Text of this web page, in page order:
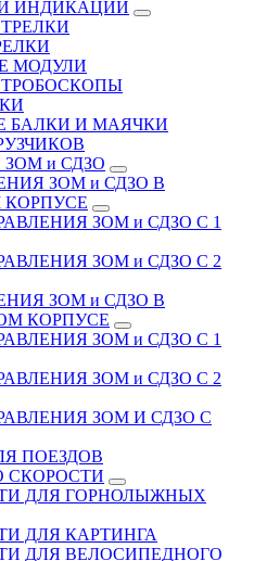
ИНДИКАЦИИ
МОДУЛИ
БАЛКИ И МАЯЧКИ
и СДЗО
ЗОМ и СДЗО В
ЗОМ и СДЗО С 1
ЗОМ и СДЗО С 2
ЗОМ и СДЗО В
КОРПУСЕ
ЗОМ и СДЗО С 1
ЗОМ и СДЗО С 2
ЗОМ И СДЗО С
ПОЕЗДОВ
СКОРОСТИ
ДЛЯ ГОРНОЛЫЖНЫХ
ДЛЯ КАРТИНГА
ДЛЯ ВЕЛОСИПЕДНОГО